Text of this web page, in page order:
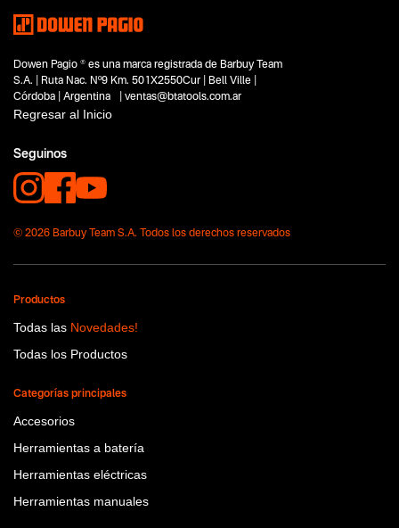
Dowen Pagio ® es una marca registrada de Barbuy Team
S.A. | Ruta Nac. Nº9 Km. 501X2550Cur | Bell Ville |
Córdoba | Argentina | ventas@btatools.com.ar
Regresar al Inicio
Seguinos
© 2026 Barbuy Team S.A. Todos los derechos reservados
Productos
Todas las Novedades!
Todas los Productos
Categorías principales
Accesorios
Herramientas a batería
Herramientas eléctricas
Herramientas manuales